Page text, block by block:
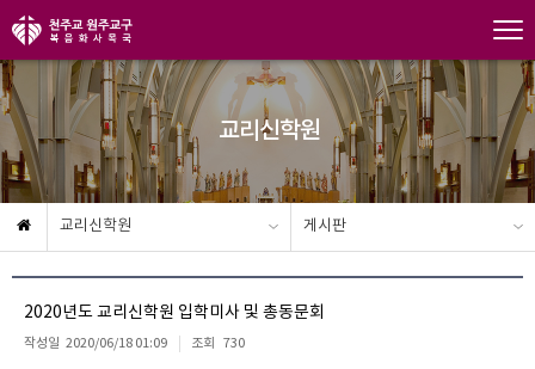
교리신학원
교리신학원 게시판
2020년도 교리신학원 입학미사 및 총동문회
작성일 2020/06/18 01:09 조회 730